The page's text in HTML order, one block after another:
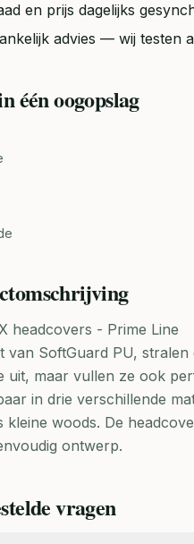
en prijs dagelijks
advies — wij testen
één oogopslag
headcovers - Prime Line
van SoftGuard PU,
uit, maar vullen ze ook
in drie verschillende
kleine woods. De
ontwerp.
vragen